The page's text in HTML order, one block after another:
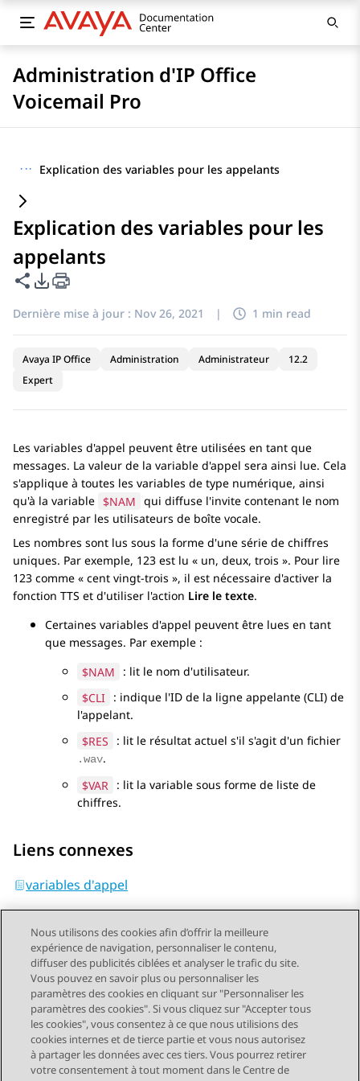
Administration d'IP Office
Voicemail Pro
··· Explication des variables pour les appelants
Explication des variables pour les
appelants
Partager cette page
Options d'exportation PDF
Dernière mise à jour : Nov 26, 2021 | 1 min read
Avaya IP Office Administration Administrateur
12.2
Expert
Les variables d'appel peuvent être utilisées en tant que
messages. La valeur de la variable d'appel sera ainsi lue. Cela
s'applique à toutes les variables de type numérique, ainsi
qu'à la variable $NAM qui diffuse l'invite contenant le nom
enregistré par les utilisateurs de boîte vocale.
Les nombres sont lus sous la forme d'une série de chiffres
uniques. Par exemple, 123 est lu « un, deux, trois ». Pour lire
123 comme « cent vingt-trois », il est nécessaire d'activer la
fonction TTS et d'utiliser l'action Lire le texte.
Certaines variables d'appel peuvent être lues en tant
que messages. Par exemple :
$NAM
: lit le nom d'utilisateur.
$CLI : indique l'ID de la ligne appelante (CLI) de
l'appelant.
$RES
: lit le résultat actuel s'il s'agit d'un fichier
.wav.
$VAR
: lit la variable sous forme de liste de
chiffres.
Liens connexes
variables d'appel
Send Feedback
Navigation par sujet
Sujet précédent Sujet suivant
Nous utilisons des cookies afin d’offrir la meilleure
expérience de navigation, personnaliser le contenu,
diffuser des publicités ciblées et analyser le trafic du site.
Vous pouvez en savoir plus ou personnaliser les
paramètres des cookies en cliquant sur "Personnaliser les
paramètres des cookies". Si vous cliquez sur "Accepter tous
les cookies", vous consentez à ce que nous utilisions des
cookies internes et de tierce partie et vous nous autorisez
à partager les données avec ces tiers. Vous pourrez retirer
votre consentement à tout moment dans le Centre de